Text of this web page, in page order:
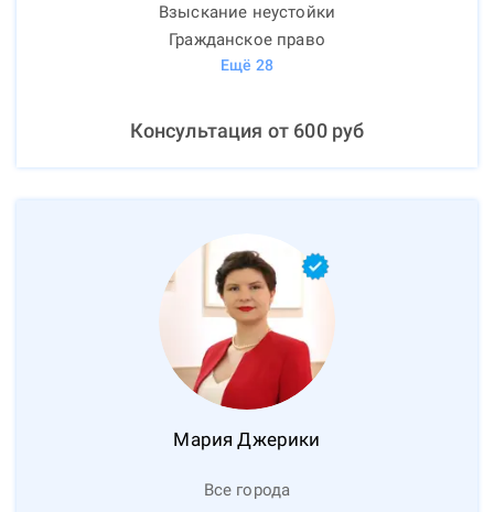
Взыскание неустойки
Гражданское право
Ещё 28
Консультация от 600руб
Мария Джерики
Все города